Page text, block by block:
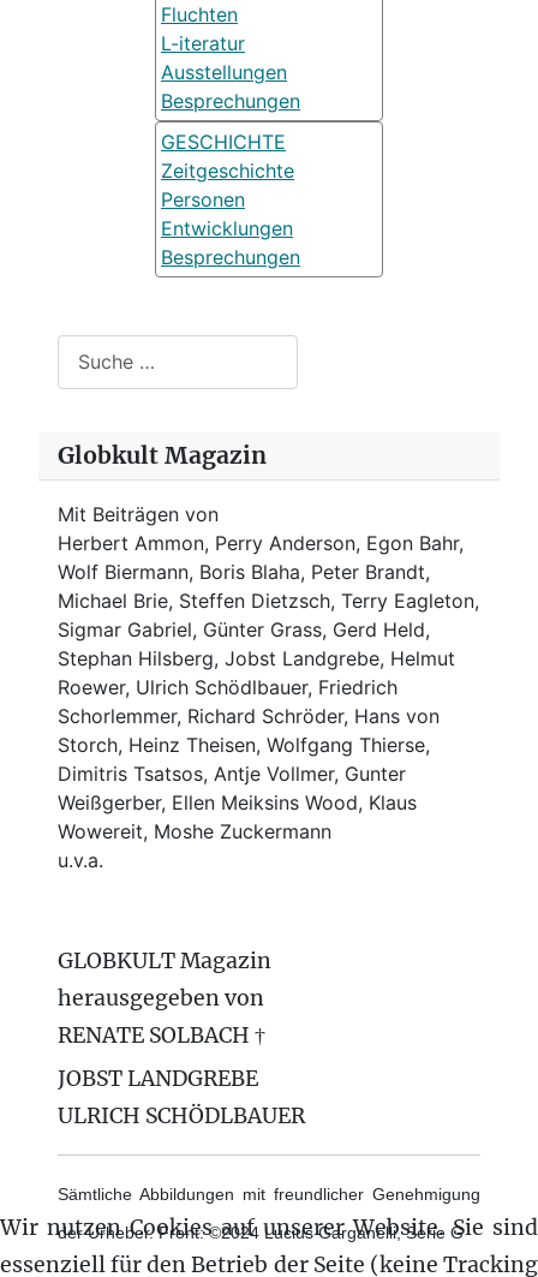
Fluchten
L-iteratur
Ausstellungen
Besprechungen
GESCHICHTE
Zeitgeschichte
Personen
Entwicklungen
Besprechungen
Globkult Magazin
Mit Beiträgen von
Herbert Ammon, Perry Anderson, Egon Bahr,
Wolf Biermann, Boris Blaha, Peter Brandt,
Michael Brie, Steffen Dietzsch, Terry Eagleton,
Sigmar Gabriel, Günter Grass, Gerd Held,
Stephan Hilsberg, Jobst Landgrebe, Helmut
Roewer, Ulrich Schödlbauer, Friedrich
Schorlemmer, Richard Schröder, Hans von
Storch, Heinz Theisen, Wolfgang Thierse,
Dimitris Tsatsos, Antje Vollmer, Gunter
Weißgerber, Ellen Meiksins Wood, Klaus
Wowereit, Moshe Zuckermann
u.v.a.
GLOBKULT Magazin
herausgegeben von
RENATE SOLBACH †
JOBST LANDGREBE
ULRICH SCHÖDLBAUER
Sämtliche Abbildungen mit freundlicher Genehmigung
der Urheber. Front: ©2024 Lucius Garganelli, Serie G
Wir nutzen Cookies auf unserer Website. Sie sind
essenziell für den Betrieb der Seite (keine Tracking